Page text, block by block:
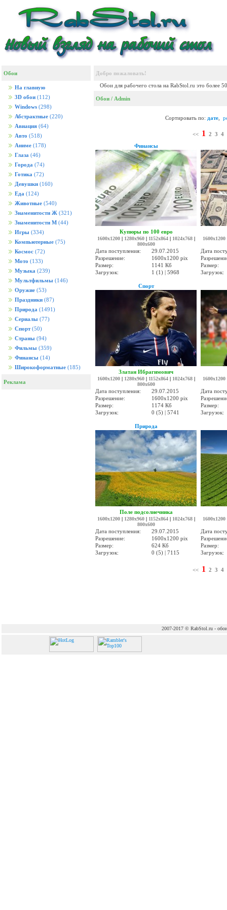
Обои
На главную
3D обои (112)
Windows (298)
Абстрактные (220)
Авиация (64)
Авто (518)
Аниме (178)
Глаза (46)
Города (74)
Готика (72)
Девушки (160)
Еда (124)
Животные (540)
Знаменитости Ж (321)
Знаменитости М (44)
Игры (334)
Компьютерные (75)
Космос (72)
Мото (133)
Музыка (239)
Мультфильмы (146)
Оружие (53)
Праздники (87)
Природа (1491)
Сериалы (77)
Спорт (50)
Страны (94)
Фильмы (359)
Финансы (14)
Широкоформатные (185)
Реклама
Добро пожаловать!
Обои для рабочего стола на RabStol.ru это более
Обои / Admin
Сортировать по: дате
<< 1 2 3 4
Финансы
Купюры по 100 евро
1600x1200| 1280x960| 1152x864| 1024x768|
800x600
Дата поступления:
29.07.2015
Разрешение:
1600x1200 pix
Размер:
1141 Кб
Загрузок:
1 (1) | 5968
1600x1200
Дата
Размер:
Загрузок:
Спорт
Златан Ибрагимович
1600x1200| 1280x960| 1152x864| 1024x768|
800x600
Дата поступления:
29.07.2015
Разрешение:
1600x1200 pix
Размер:
1174 Кб
Загрузок:
0 (5) | 5741
1600x1200
Дата
Размер:
Загрузок:
Природа
Поле подсолнечника
1600x1200| 1280x960| 1152x864| 1024x768|
800x600
Дата поступления:
29.07.2015
Разрешение:
1600x1200 pix
Размер:
624 Кб
Загрузок:
0 (5) | 7115
1600x1200
Дата
Размер:
Загрузок:
<< 1 2 3 4
2007-2017 © RabStol.ru - обои